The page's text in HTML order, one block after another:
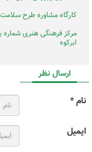
کارگاه مشاوره طرح
مرکز فرهنگی هنری
ابرکوه
ارسال نظر
نام *
ایمیل